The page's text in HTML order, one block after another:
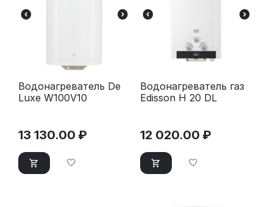
Водонагреватель De
Luxe W100V10
13 130.00 ₽
Водонагреватель газ
Edisson H 20 DL
12 020.00 ₽